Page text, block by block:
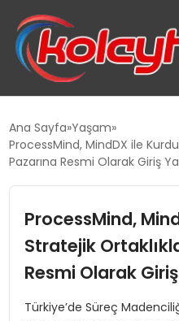
SUWEN’IN İSTIHDAM
TANYER YAPI ZEMIN
BÜYÜTTÜ
TOROSLAR’DA PAZAR
Ana Sayfa Yaşam
ProcessMind, MindDX ile
Pazarına Resmi Olarak Giriş
ProcessMind,
Stratejik
Resmi Olarak
Türkiye’de Süreç